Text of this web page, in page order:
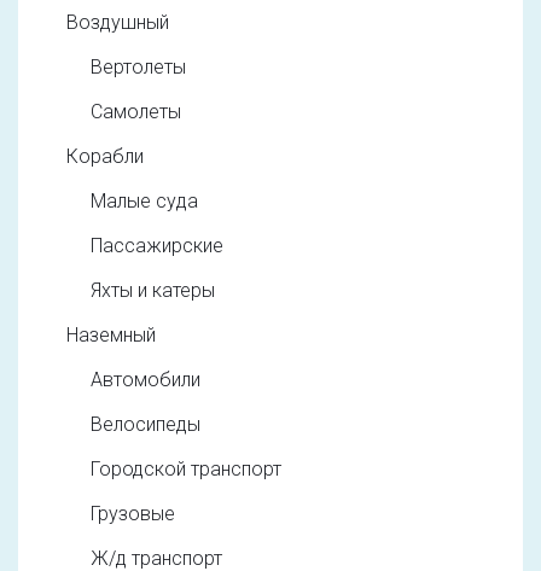
Воздушный
Вертолеты
Самолеты
Корабли
Малые суда
Пассажирские
Яхты и катеры
Наземный
Автомобили
Велосипеды
Городской транспорт
Грузовые
Ж/д транспорт